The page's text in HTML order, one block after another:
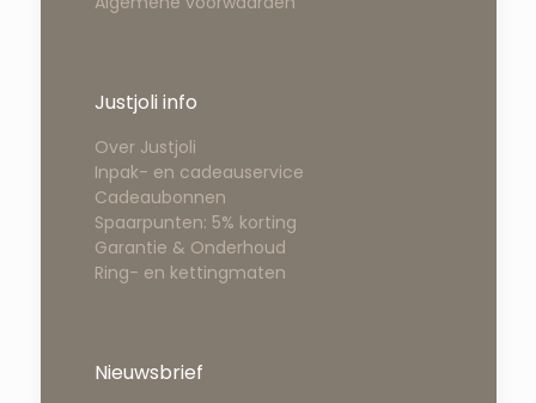
Justjoli info
Over Justjoli
Inpak- en cadeauservice
Cadeaubonnen
Spaarpunten: 5% korting
Garantie & Onderhoud
Ring- en kettingmaten
Nieuwsbrief